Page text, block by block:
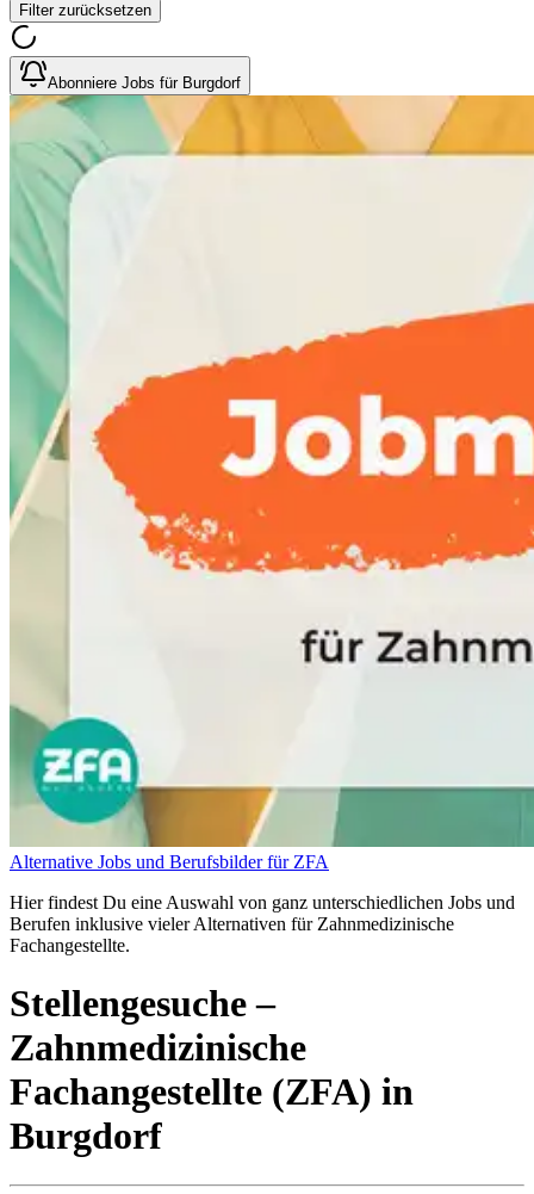
Filter zurücksetzen
Abonniere Jobs für Burgdorf
Alternative Jobs und Berufsbilder für ZFA
Hier findest Du eine Auswahl von ganz unterschiedlichen Jobs und
Berufen inklusive vieler Alternativen für Zahnmedizinische
Fachangestellte.
Stellengesuche–
Zahnmedizinische
Fachangestellte (ZFA) in
Burgdorf